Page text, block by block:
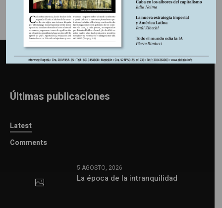
Últimas publicaciones
Latest
Comments
5 AGOSTO, 2026
La época de la intranquilidad